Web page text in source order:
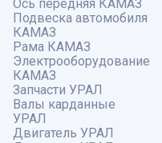
Ось передняя КАМАЗ
Подвеска автомобиля
КАМАЗ
Рама КАМАЗ
Электрооборудование
КАМАЗ
Запчасти УРАЛ
Валы карданные
УРАЛ
Двигатель УРАЛ